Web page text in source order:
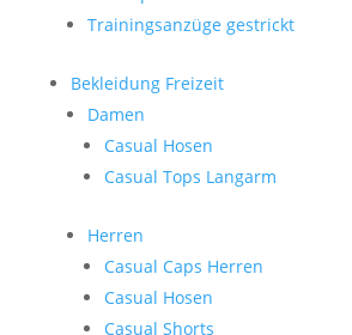
Trainingsanzüge gestrickt
Bekleidung Freizeit
Damen
Casual Hosen
Casual Tops Langarm
Herren
Casual Caps Herren
Casual Hosen
Casual Shorts